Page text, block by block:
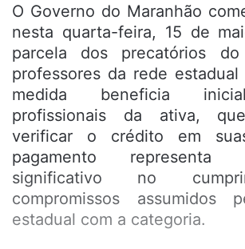
O Governo do Maranhão
nesta quarta-feira, 15 de
parcela dos precatórios
professores da rede
medida beneficia
profissionais da ativa,
verificar o crédito em
pagamento
significativo no
compromissos assumidos
estadual com a categoria.